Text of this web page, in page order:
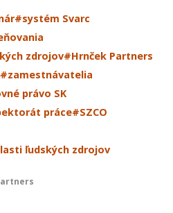
#systém Svarc
zdrojov#Hrnček Partners
#zamestnávatelia
právo SK
práce#SZCO
ľudských zdrojov